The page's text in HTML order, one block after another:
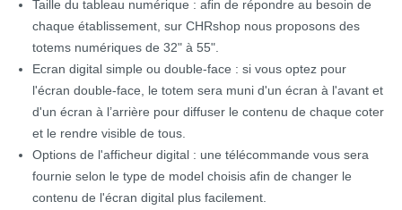
Taille du tableau numérique : afin de répondre au besoin de
chaque établissement, sur CHRshop nous proposons des
totems numériques de 32" à 55".
Ecran digital simple ou double-face : si vous optez pour
l'écran double-face, le totem sera muni d'un écran à l'avant et
d'un écran à l’arrière pour diffuser le contenu de chaque coter
et le rendre visible de tous.
Options de l'afficheur digital : une télécommande vous sera
fournie selon le type de model choisis afin de changer le
contenu de l'écran digital plus facilement.